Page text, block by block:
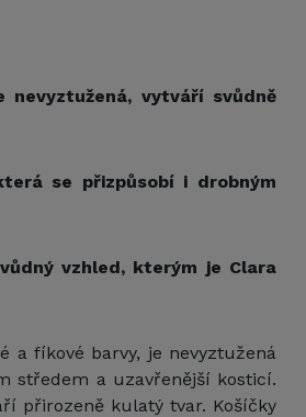
vytváří svůdně
se přizpůsobí i drobným
vzhled, kterým je Clara
a fíkové barvy, je nevyztužená
středem a uzavřenější kosticí.
přirozeně kulatý tvar. Košíčky